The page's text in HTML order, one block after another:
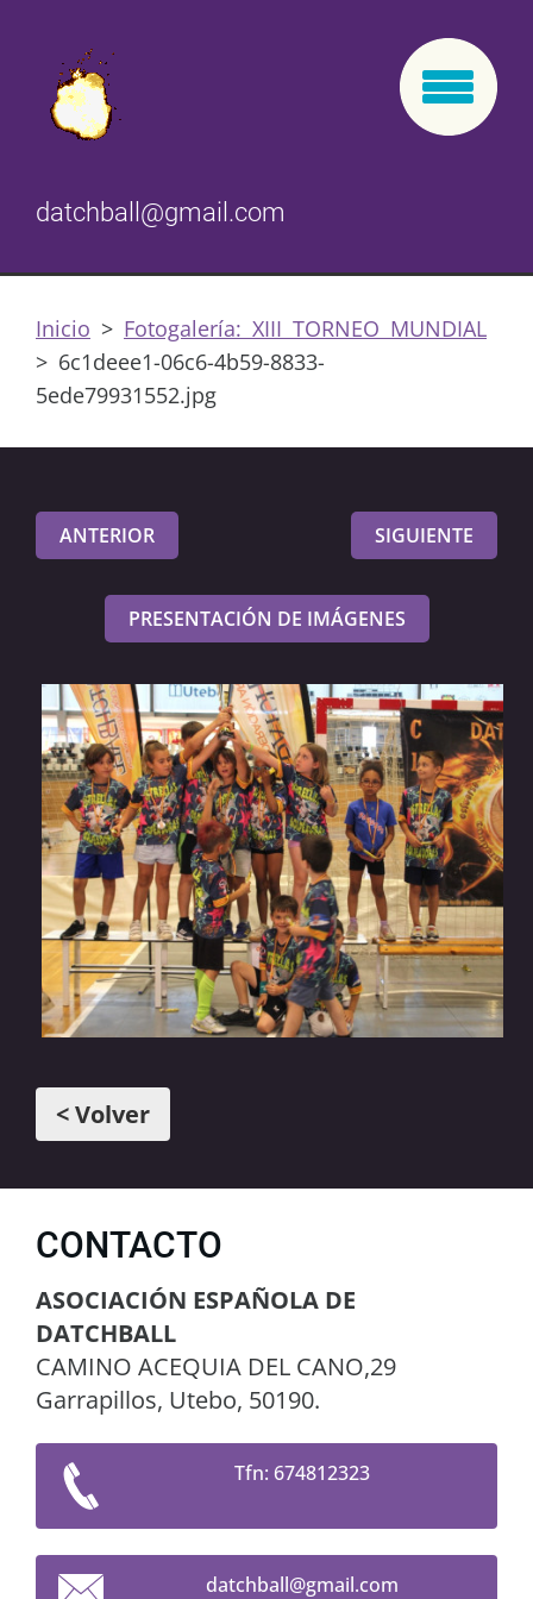
datchball@gmail.com
Inicio > Fotogalería: XIII TORNEO MUNDIAL
> 6c1deee1-06c6-4b59-8833-
5ede79931552.jpg
ANTERIOR SIGUIENTE
PRESENTACIÓN DE IMÁGENES
< Volver
CONTACTO
ASOCIACIÓN ESPAÑOLA DE
DATCHBALL
CAMINO ACEQUIA DEL CANO,29
Garrapillos, Utebo, 50190.
Tfn: 674812323
datchball@gmail.com